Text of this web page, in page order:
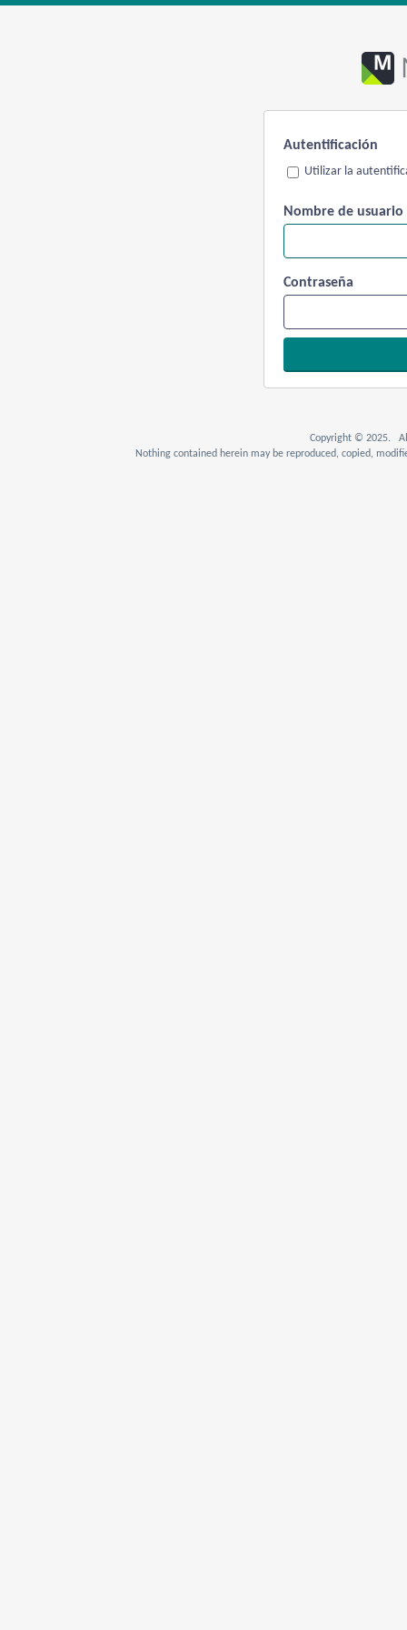
Autentificación
Utilizar la
Nombre de usuario
Contraseña
Copyright © 2025. All
Nothing contained herein may be reproduced, copied,